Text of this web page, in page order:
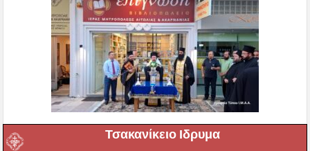
Τσακανίκειο Ιδρυμα